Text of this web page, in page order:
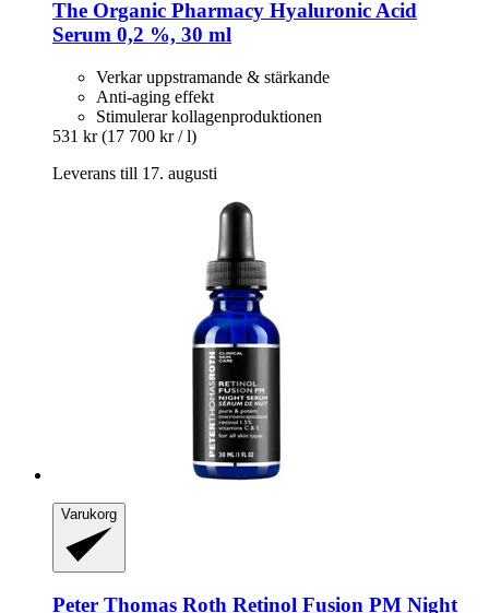
The Organic Pharmacy Hyaluronic Acid
Serum 0,2 %, 30 ml
Verkar uppstramande & stärkande
Anti-aging effekt
Stimulerar kollagenproduktionen
531 kr (17 700 kr / l)
Leverans till 17. augusti
Varukorg
Peter Thomas Roth Retinol Fusion PM Night